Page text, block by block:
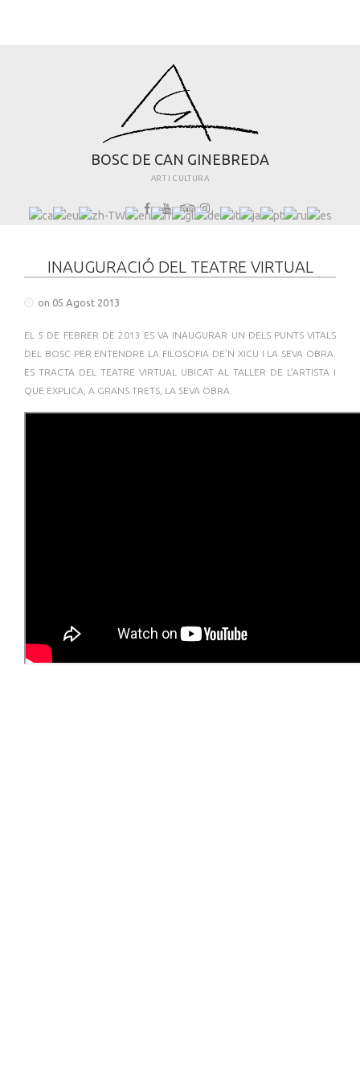
BOSC DE CAN GIN EBREDA
ART I CULTURA
INAUGURACIÓ DEL TEATRE VIRTUAL
on 05 Agost 2013
EL 5 DE FEBRER DE 2013 ES VA INAUGURAR UN DELS PUNTS VITALS
DEL BOSC PER ENTENDRE LA FILOSOFIA DE'N XICU I LA SEVA OBRA.
ES TRACTA DEL TEATRE VIRTUAL UBICAT AL TALLER DE L'ARTISTA I
QUE EXPLICA, A GRANS TRETS, LA SEVA OBRA.